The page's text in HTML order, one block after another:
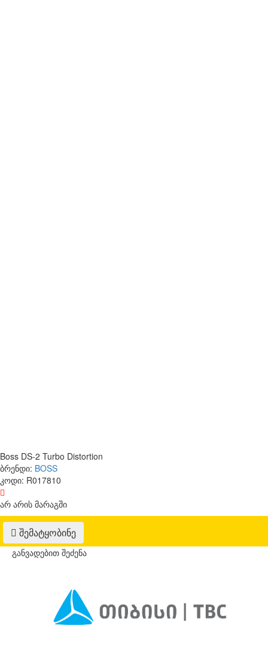
Boss DS-2 Turbo Distortion
ბრენდი: BOSS
კოდი: R017810
არ არის მარაგში
შემატყობინე
განვადებით შეძენა